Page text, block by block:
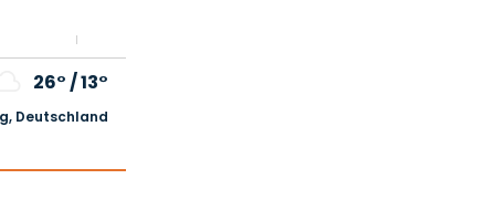
26°/13°
Deutschland